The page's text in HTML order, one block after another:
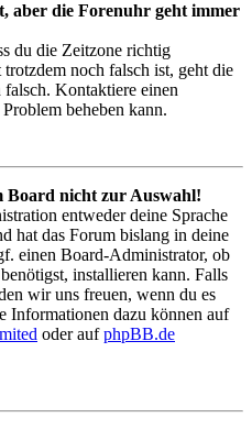
aber die Forenuhr geht immer
du die Zeitzone richtig
noch falsch ist, geht die
Kontaktiere einen
beheben kann.
Board nicht zur Auswahl!
entweder deine Sprache
hat das Forum bislang in deine
einen Board-Administrator, ob
installieren kann. Falls
wir uns freuen, wenn du es
Informationen dazu können auf
oder aufphpBB.de